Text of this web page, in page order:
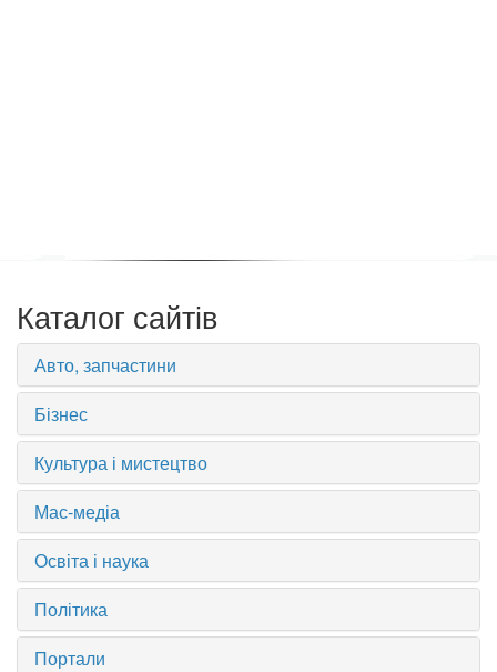
Каталог сайтів
Авто, запчастини
Бізнес
Культура і мистецтво
Мас-медіа
Освіта і наука
Політика
Портали